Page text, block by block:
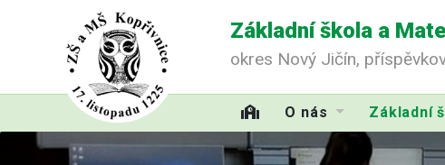
Základní škola a
okres Nový Jičín,
O nás Základní